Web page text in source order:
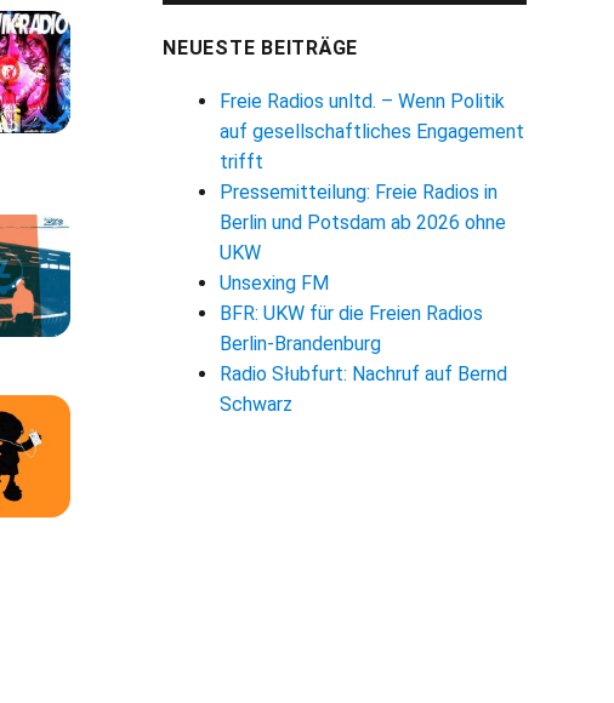
NEUESTE BEITRÄGE
Freie Radios unltd. – Wenn Politik
auf gesellschaftliches Engagement
trifft
Pressemitteilung: Freie Radios in
Berlin und Potsdam ab 2026 ohne
UKW
Unsexing FM
BFR: UKW für die Freien Radios
Berlin-Brandenburg
Radio Słubfurt: Nachruf auf Bernd
Schwarz